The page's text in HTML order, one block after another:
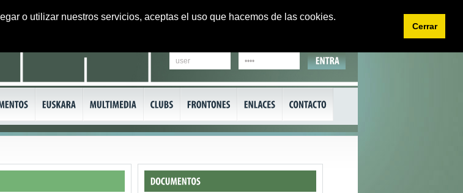
o utilizar nuestros servicios, aceptas el uso que hacemos de las cookies.
Cerrar